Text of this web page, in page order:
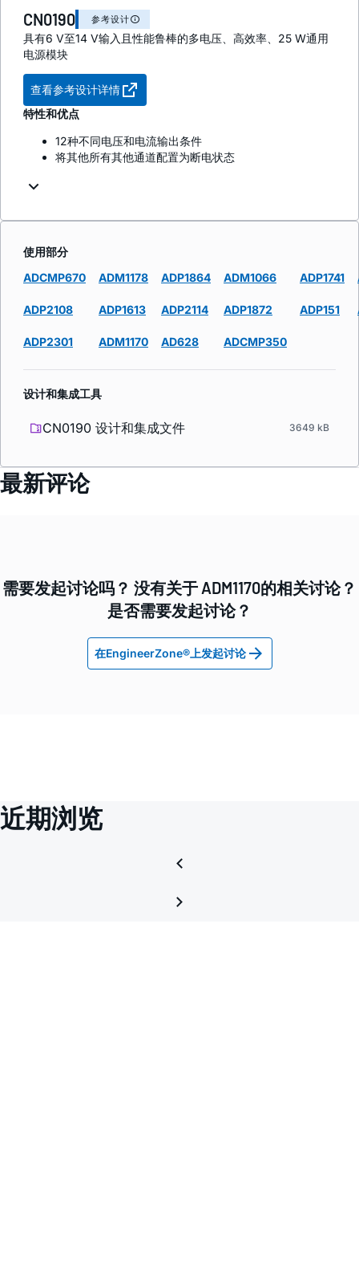
CN0190 参考设计
具有6 V至14 V输入且性能鲁棒的多电压、高效率、25 W通用
电源模块
查看参考设计详情
特性和优点
12种不同电压和电流输出条件
将其他所有其他通道配置为断电状态
使用部分
ADCMP670
ADM1178 ADP1864 ADM1066 ADP1741
ADP2108 ADP1613 ADP2114 ADP1872 ADP151
ADP2301 ADM1170 AD628 ADCMP350
设计和集成工具
CN0190 设计和集成文件 3649 kB
最新评论
需要发起讨论吗？ 没有关于 ADM1170的相关讨论？
是否需要发起讨论？
在EngineerZone®上发起讨论
近期浏览